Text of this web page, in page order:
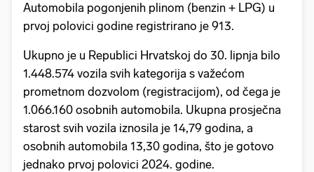
Automobila pogonjenih plinom (benzin + LPG) u
prvoj polovici godine registrirano je 913.
Ukupno je u Republici Hrvatskoj do 30. lipnja bilo
1.448.574 vozila svih kategorija s važećom
prometnom dozvolom (registracijom), od čega je
1.066.160 osobnih automobila. Ukupna prosječna
starost svih vozila iznosila je 14,79 godina, a
osobnih automobila 13,30 godina, što je gotovo
jednako prvoj polovici 2024. godine.